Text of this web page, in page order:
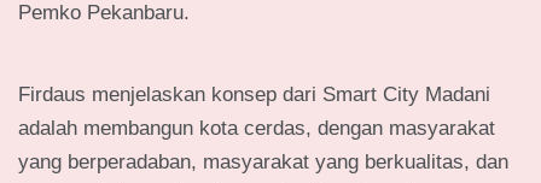
Pemko Pekanbaru.
Firdaus menjelaskan konsep dari Smart City Madani
adalah membangun kota cerdas, dengan masyarakat
yang berperadaban, masyarakat yang berkualitas, dan